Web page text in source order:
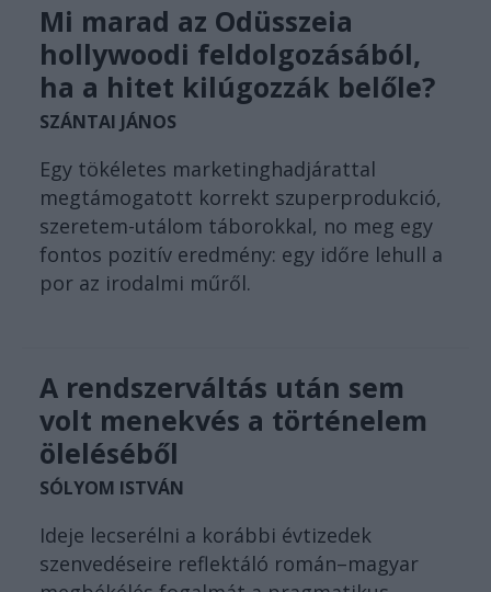
Mi marad az Odüsszeia
hollywoodi feldolgozásából,
ha a hitet kilúgozzák belőle?
SZÁNTAI JÁNOS
Egy tökéletes marketinghadjárattal
megtámogatott korrekt szuperprodukció,
szeretem-utálom táborokkal, no meg egy
fontos pozitív eredmény: egy időre lehull a
por az irodalmi műről.
A rendszerváltás után sem
volt menekvés a történelem
öleléséből
SÓLYOM ISTVÁN
Ideje lecserélni a korábbi évtizedek
szenvedéseire reflektáló román–magyar